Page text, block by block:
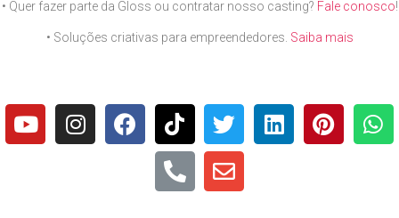
• Quer fazer parte da Gloss ou contratar nosso casting? Fale conosco!
• Soluções criativas para empreendedores. Saiba mais